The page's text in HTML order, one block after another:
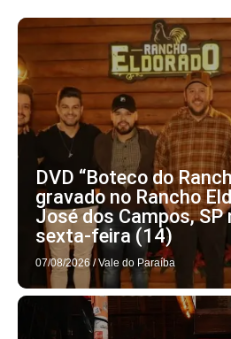
DVD “Boteco do
gravado no Rancho
José dos Campos, SP
sexta-feira (14)
07/08/2026 / Vale do Paraíba